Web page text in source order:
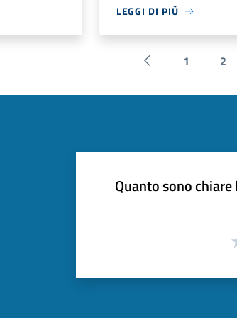
LEGGI DI PIÙ
Pagina precedente
1 2
Quanto sono